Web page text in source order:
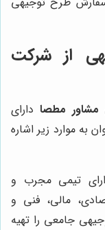
از شرکت
مطصا دارای
به موارد زیر اشاره
تیمی مجرب و
مالی، فنی و
جامعی را تهیه